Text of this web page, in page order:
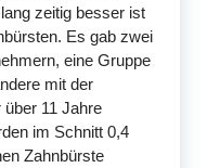
zeitig besser ist
Es gab zwei
eine Gruppe
mit der
11 Jahre
im Schnitt 0,4
Zahnbürste